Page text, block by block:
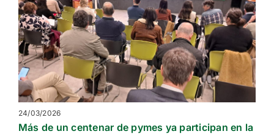
SERVICIOS
RECONOCIMIENTOS
RECURSOS
COMUNIDAD
24/03/2026
Más de un centenar de pymes ya participan en la